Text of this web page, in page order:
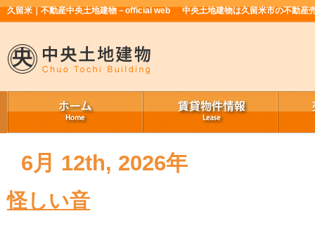
久留米｜不動産中央土地建物－official web 中央土地建物は久留米市の不動産
6月 12th, 2026年
怪しい音